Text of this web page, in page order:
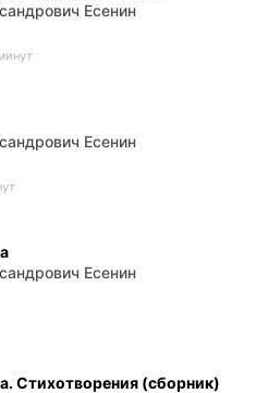
Есенин
Есенин
Есенин
Стихотворения (сборник)